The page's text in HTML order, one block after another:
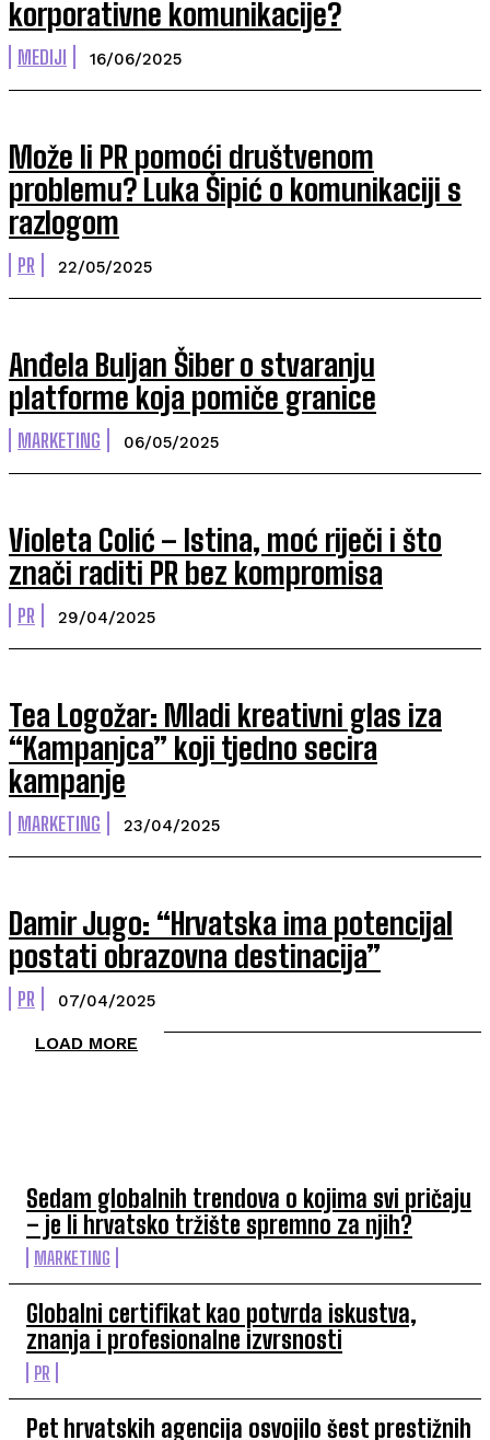
korporativne komunikacije?
MEDIJI 16/06/2025
Može li PR pomoći društvenom
problemu? Luka Šipić o komunikaciji s
razlogom
PR 22/05/2025
Anđela Buljan Šiber o stvaranju
platforme koja pomiče granice
MARKETING 06/05/2025
Violeta Colić – Istina, moć riječi i što
znači raditi PR bez kompromisa
PR 29/04/2025
Tea Logožar: Mladi kreativni glas iza
“Kampanjca” koji tjedno secira
kampanje
MARKETING 23/04/2025
Damir Jugo: “Hrvatska ima potencijal
postati obrazovna destinacija”
PR 07/04/2025
LOAD MORE
Sedam globalnih trendova o kojima svi pričaju
– je li hrvatsko tržište spremno za njih?
MARKETING
Globalni certifikat kao potvrda iskustva,
znanja i profesionalne izvrsnosti
PR
Pet hrvatskih agencija osvojilo šest prestižnih